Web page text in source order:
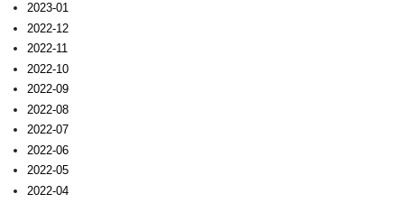
2023-01
2022-12
2022-11
2022-10
2022-09
2022-08
2022-07
2022-06
2022-05
2022-04